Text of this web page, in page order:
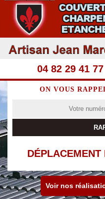
04 82 29 41 77
ON VOUS
DÉPLACEMENT
Voir nos